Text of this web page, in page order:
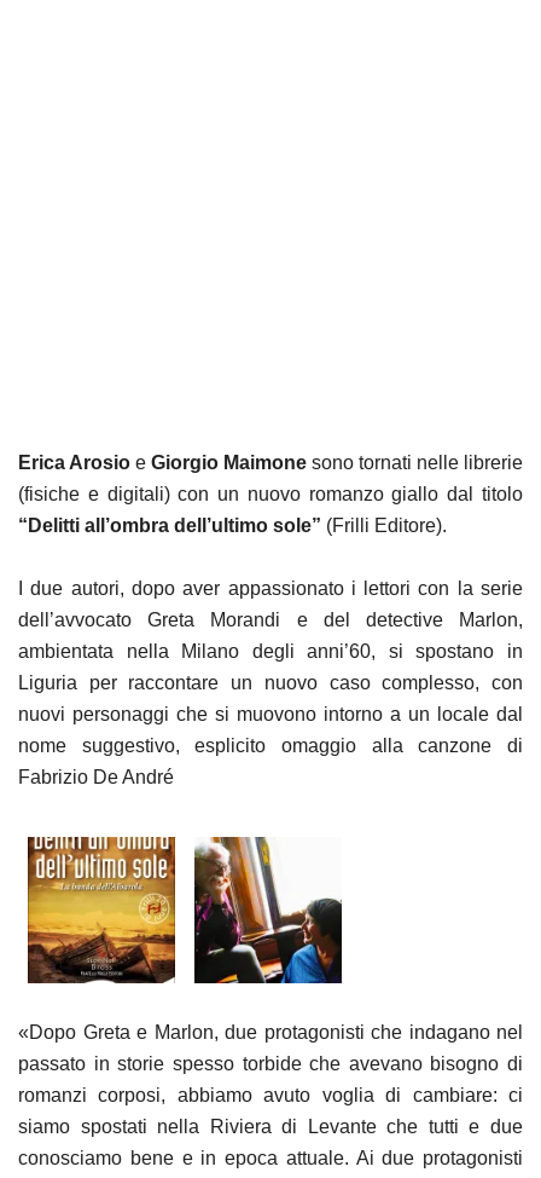
Erica Arosio e Giorgio Maimone sono tornati nelle librerie
(fisiche e digitali) con un nuovo romanzo giallo dal titolo
“Delitti all’ombra dell’ultimo sole” (Frilli Editore).
I due autori, dopo aver appassionato i lettori con la serie
dell’avvocato Greta Morandi e del detective Marlon,
ambientata nella Milano degli anni’60, si spostano in
Liguria per raccontare un nuovo caso complesso, con
nuovi personaggi che si muovono intorno a un locale dal
nome suggestivo, esplicito omaggio alla canzone di
Fabrizio De André
«Dopo Greta e Marlon, due protagonisti che indagano nel
passato in storie spesso torbide che avevano bisogno di
romanzi corposi, abbiamo avuto voglia di cambiare: ci
siamo spostati nella Riviera di Levante che tutti e due
conosciamo bene e in epoca attuale. Ai due protagonisti